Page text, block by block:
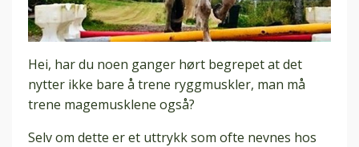
Hei, har du noen ganger hørt begrepet at det
nytter ikke bare å trene ryggmuskler, man må
trene magemusklene også?
Selv om dette er et uttrykk som ofte nevnes hos